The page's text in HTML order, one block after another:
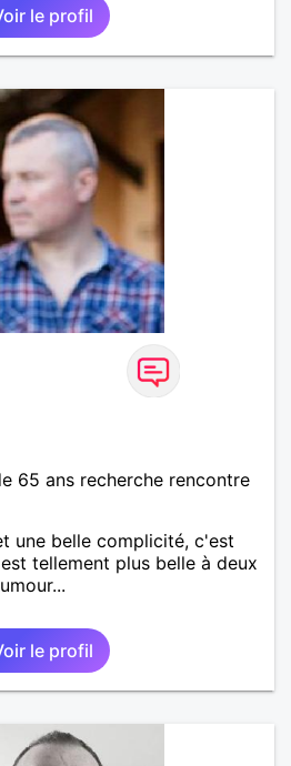
le profil
65 ans recherche rencontre
une belle complicité, c'est
tellement plus belle à deux
le profil